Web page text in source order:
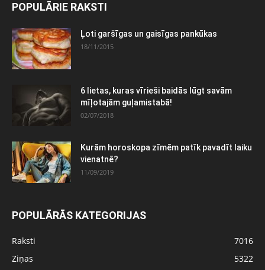
POPULĀRIE RAKSTI
Ļoti garšīgas un gaisīgas pankūkas
18/11/2015
6 lietas, kuras vīrieši baidās lūgt savām
mīļotajām guļamistabā!
02/07/2018
Kurām horoskopa zīmēm patīk pavadīt laiku
vienatnē?
11/09/2019
POPULĀRĀS KATEGORIJAS
Raksti
7016
Ziņas
5322